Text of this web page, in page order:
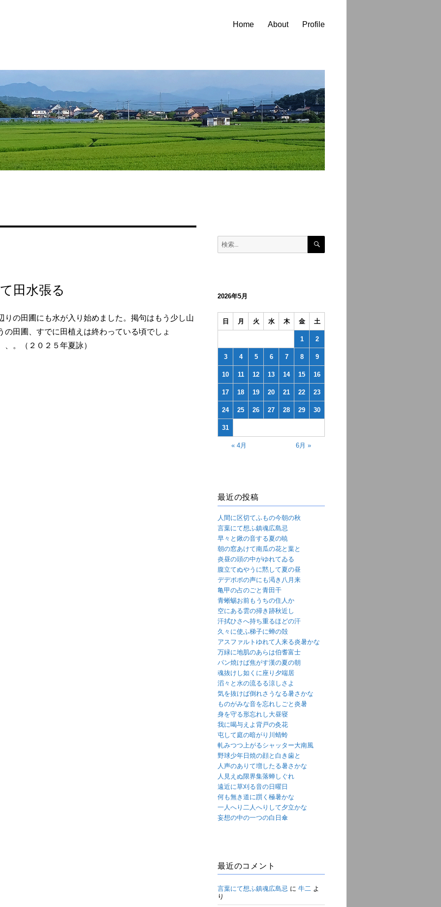
Home About Profile
田水張る
りの田圃にも水が入り始めました。掲句はもう少し山
の田圃、すでに田植えは終わっている頃でしょ
、。（２０２５年夏詠）
検
検
2026年5月
日 月 火 水 木 金 土
1 2
3 4 5 6 7 8 9
10 11 12 13 14 15 16
17 18 19 20 21 22 23
24 25 26 27 28 29 30
31
« 4月 6月 »
最近の投稿
人間に区切てふもの今朝の秋
言葉にて想ふ鎮魂広島忌
早々と鍬の音する夏の暁
朝の窓あけて南瓜の花と葉と
炎昼の頭の中がゆれてゐる
腹立てぬやうに黙して夏の昼
デデポポの声にも渇き八月来
亀甲の占のごと青田干
青蜥蜴お前もうちの住人か
空にある雲の掃き跡秋近し
汗拭ひさへ持ち重るほどの汗
久々に使ふ梯子に蝉の殻
アスファルトゆれて人来る炎暑かな
万緑に地肌のあらは伯耆富士
パン焼けば焦がす漢の夏の朝
魂抜けし如くに座り夕端居
滔々と水の流るる涼しさよ
気を抜けば倒れさうなる暑さかな
ものがみな音を忘れしごと炎暑
身を守る形忘れし大昼寝
我に喝与えよ背戸の灸花
屯して庭の暗がり川蜻蛉
軋みつつ上がるシャッター大南風
野球少年日焼の顔と白き歯と
人声のありて増したる暑さかな
人見えぬ限界集落蝉しぐれ
遠近に草刈る音の日曜日
何も無き道に躓く極暑かな
一人へり二人へりして夕立かな
妄想の中の一つの白日傘
最近のコメント
言葉にて想ふ鎮魂広島忌 に牛二 よ
り